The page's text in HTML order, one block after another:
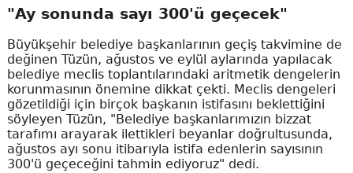
"Ay sonunda sayı 300'ü geçecek"
Büyükşehir belediye başkanlarının geçiş takvimine de
değinen Tüzün, ağustos ve eylül aylarında yapılacak
belediye meclis toplantılarındaki aritmetik dengelerin
korunmasının önemine dikkat çekti. Meclis dengeleri
gözetildiği için birçok başkanın istifasını beklettiğini
söyleyen Tüzün, "Belediye başkanlarımızın bizzat
tarafımı arayarak ilettikleri beyanlar doğrultusunda,
ağustos ayı sonu itibarıyla istifa edenlerin sayısının
300'ü geçeceğini tahmin ediyoruz" dedi.